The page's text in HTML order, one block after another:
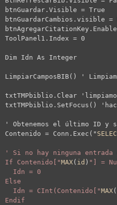
btnGuardar.Visible = True
btnGuardarCambios.visible =
ToolPanel1.Index = 0
Dim Idn As Integer
LimpiarCamposBIB() '
txtTMPbiblio.Clear
txtTMPbiblio.SetFocus()
' Obtenemos el último ID y
Contenido = Conn.Exec("
' Si no hay ninguna entrada
If Contenido["MAX( id ) "] =
Idn = 0
Else
Idn = CInt(Contenido["MAX(
Endif